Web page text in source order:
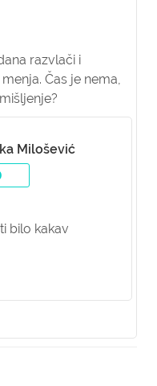
razvlači i
Čas je nema,
Milošević
bilo kakav